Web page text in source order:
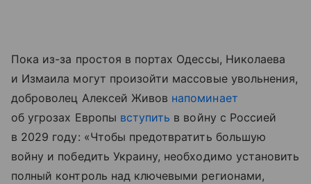
Пока из-за простоя в портах Одессы, Николаева
и Измаила могут произойти массовые увольнения,
доброволец Алексей Живов напоминает
об угрозах Европы вступить в войну с Россией
в 2029 году: «Чтобы предотвратить большую
войну и победить Украину, необходимо установить
полный контроль над ключевыми регионами,